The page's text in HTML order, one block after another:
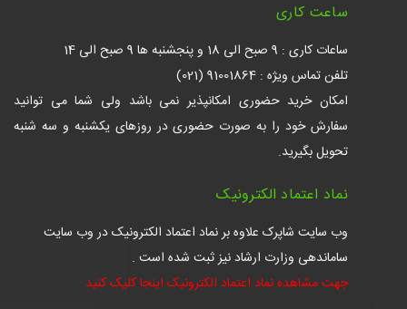
ساعت کاری
ساعات کاری : 9 صبح الی 18 و پنجشنبه ها 9 صبح الی 14
تلفن تماس ویژه : 91001864 (021)
امکان خرید حضوری امکانپذیر نمی باشد ولی شما می توانید
سفارش خود را به صورت حضوری در روزهای یکشنبه و سه شنبه
تحویل بگیرید.
نماد اعتماد الکترونیک
وب سایت شاپرک علاوه بر نماد اعتماد الکترونیک در وب سایت
ساماندهی وزارت ارشاد نیز ثبت شده است .
جهت مشاهده نماد اعتماد الکترونیک اینجا کلیک کنید